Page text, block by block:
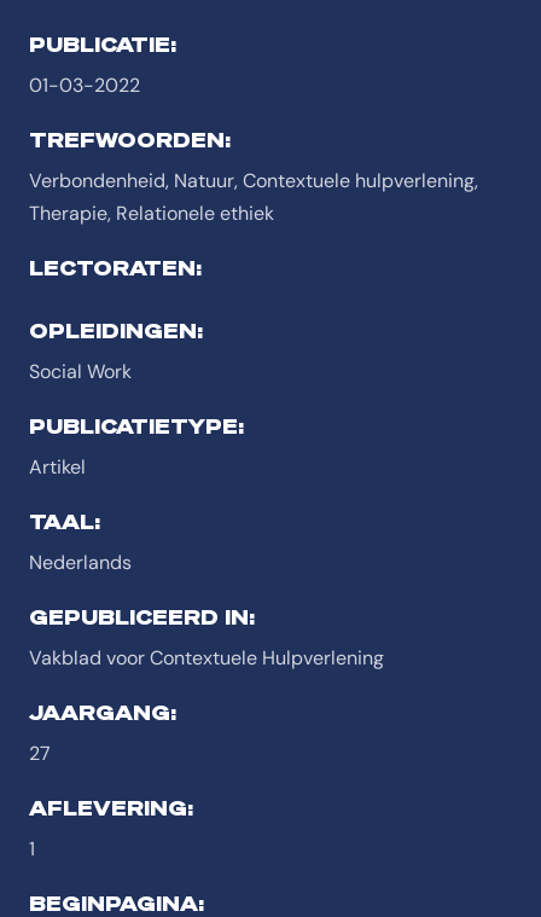
PUBLICATIE:
01-03-2022
TREFWOORDEN:
Verbondenheid, Natuur, Contextuele hulpverlening,
Therapie, Relationele ethiek
LECTORATEN:
OPLEIDINGEN:
Social Work
PUBLICATIETYPE:
Artikel
TAAL:
Nederlands
GEPUBLICEERD IN:
Vakblad voor Contextuele Hulpverlening
JAARGANG:
27
AFLEVERING:
1
BEGINPAGINA: